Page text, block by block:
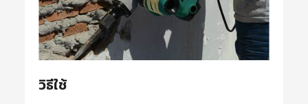
วิธีใช้